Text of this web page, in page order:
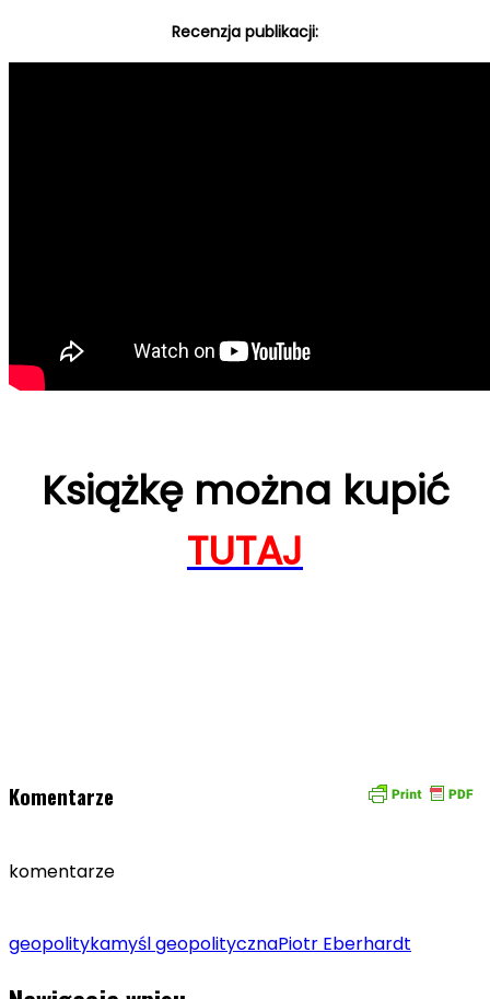
Recenzja publikacji:
Książkę można kupić
TUTAJ
Komentarze
komentarze
geopolitykamyśl geopolitycznaPiotr Eberhardt